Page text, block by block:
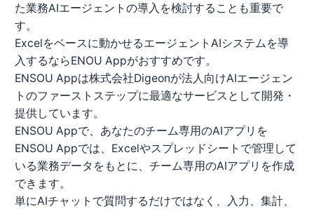
た業務AIエージェントの導入を検討することも重要で
す。
Excelをベースに動かせるエージェントAIシステムを導
入するならENOU Appがおすすめです。
ENSOU Appは株式会社Digeonが法人向けAIエージェン
トのファーストステップに最適なサービスとして開発・
提供しています。
ENSOU Appで、あなたのチーム専用のAIアプリを
ENSOU Appでは、Excelやスプレッドシートで管理して
いる業務データをもとに、チーム専用のAIアプリを作成
できます。
単にAIチャットで質問するだけではなく、入力、集計、